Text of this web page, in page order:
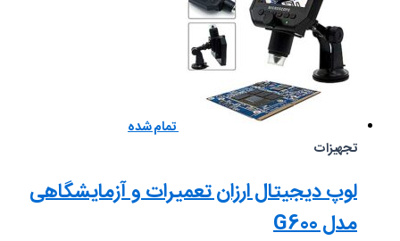
تمام شده
تجهیزات
لوپ دیجیتال ارزان تعمیرات و آزمایشگاهی
مدل G600